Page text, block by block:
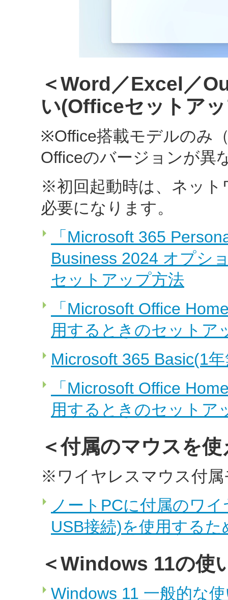
＜Word／Excel／
い(Officeセットア
※Office搭載モデルのみ
Officeのバージョンが異
※初回起動時は、ネット
必要になります。
「Microsoft 365
Business 2024 オプシ
セットアップ方法
「Microsoft Office
用するときのセットア
Microsoft 365 Basic(1
「Microsoft Office
用するときのセットア
＜付属のマウスを
※ワイヤレスマウス付属
ノートPCに付属のワ
USB接続)を使用する
＜Windows 11の使
Windows 11 一般的な